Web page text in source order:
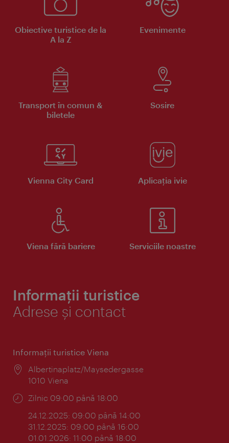
Obiective turistice de la
A la Z
Evenimente
Transport în comun &
biletele
Sosire
Vienna City Card Aplicaţia ivie
Viena fără bariere Serviciile noastre
Informații turistice
Adrese și contact
Informaţii turistice Viena
Locul:
Albertinaplatz/Maysedergasse
1010 Viena
Program:
Zilnic 09:00 până 18:00
24.12.2025: 09:00 până 14:00
31.12.2025: 09:00 până 16:00
01.01.2026: 11:00 până 18:00